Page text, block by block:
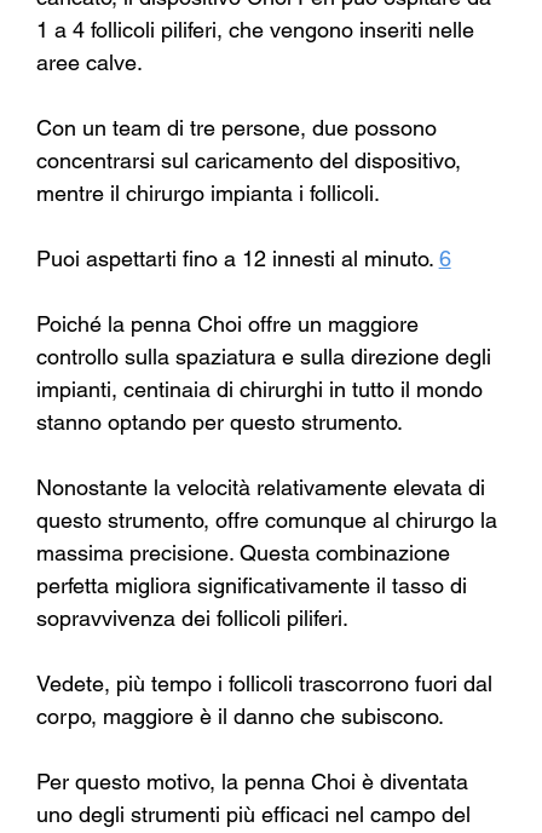
1 a 4 follicoli piliferi, che vengono inseriti nelle
aree calve.
Con un team di tre persone, due possono
concentrarsi sul caricamento del dispositivo,
mentre il chirurgo impianta i follicoli.
Puoi aspettarti fino a 12 innesti al minuto. 6
Poiché la penna Choi offre un maggiore
controllo sulla spaziatura e sulla direzione degli
impianti, centinaia di chirurghi in tutto il mondo
stanno optando per questo strumento.
Nonostante la velocità relativamente elevata di
questo strumento, offre comunque al chirurgo la
massima precisione. Questa combinazione
perfetta migliora significativamente il tasso di
sopravvivenza dei follicoli piliferi.
Vedete, più tempo i follicoli trascorrono fuori dal
corpo, maggiore è il danno che subiscono.
Per questo motivo, la penna Choi è diventata
uno degli strumenti più efficaci nel campo del